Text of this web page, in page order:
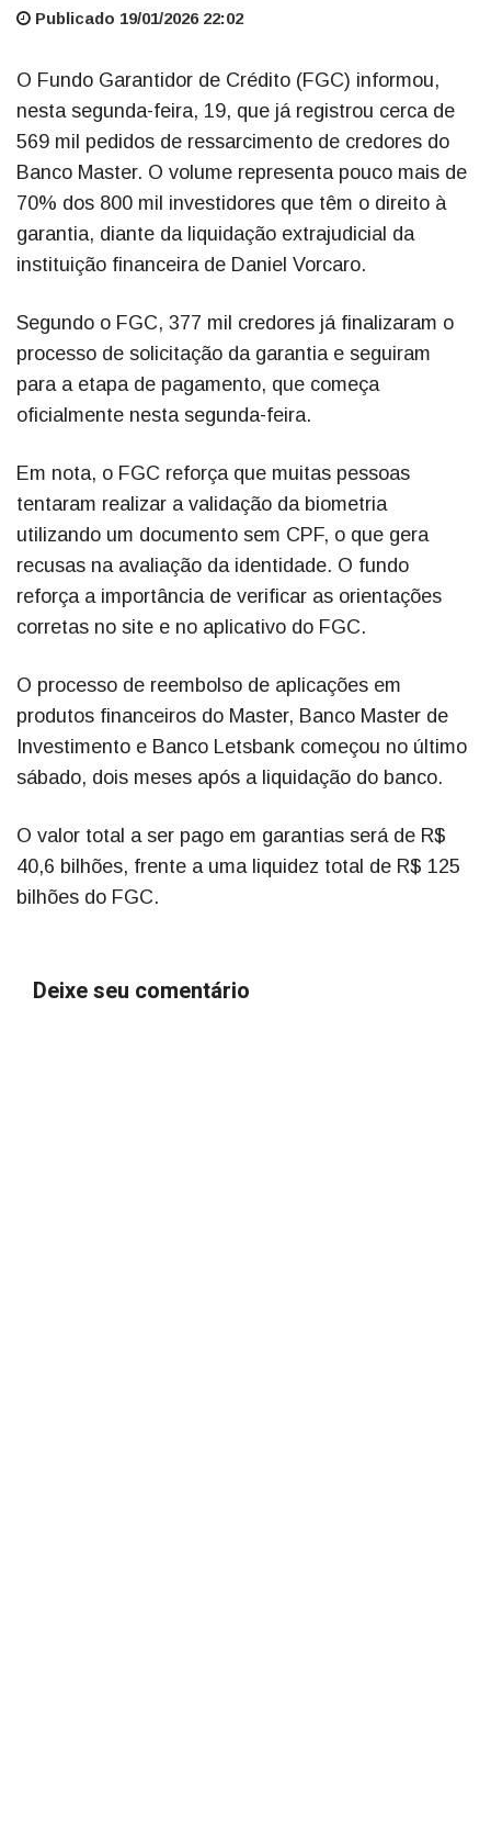
Publicado 19/01/2026 22:02
O Fundo Garantidor de Crédito (FGC) informou,
nesta segunda-feira, 19, que já registrou cerca de
569 mil pedidos de ressarcimento de credores do
Banco Master. O volume representa pouco mais de
70% dos 800 mil investidores que têm o direito à
garantia, diante da liquidação extrajudicial da
instituição financeira de Daniel Vorcaro.
Segundo o FGC, 377 mil credores já finalizaram o
processo de solicitação da garantia e seguiram
para a etapa de pagamento, que começa
oficialmente nesta segunda-feira.
Em nota, o FGC reforça que muitas pessoas
tentaram realizar a validação da biometria
utilizando um documento sem CPF, o que gera
recusas na avaliação da identidade. O fundo
reforça a importância de verificar as orientações
corretas no site e no aplicativo do FGC.
O processo de reembolso de aplicações em
produtos financeiros do Master, Banco Master de
Investimento e Banco Letsbank começou no último
sábado, dois meses após a liquidação do banco.
O valor total a ser pago em garantias será de R$
40,6 bilhões, frente a uma liquidez total de R$ 125
bilhões do FGC.
Deixe seu comentário